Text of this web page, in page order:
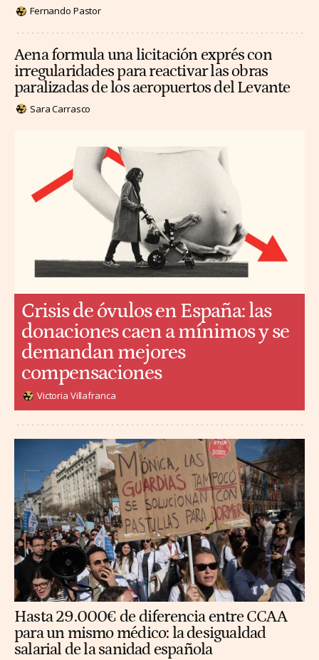
Fernando Pastor
Aena formula una licitación exprés con
irregularidades para reactivar las obras
paralizadas de los aeropuertos del Levante
Sara Carrasco
Crisis de óvulos en España: las
donaciones caen a mínimos y se
demandan mejores
compensaciones
Victoria Villafranca
Hasta 29.000€ de diferencia entre CCAA
para un mismo médico: la desigualdad
salarial de la sanidad española